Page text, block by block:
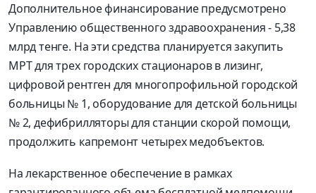
Дополнительное финансирование предусмотрено
Управлению общественного здравоохранения - 5,38
млрд тенге. На эти средства планируется закупить
МРТ для трех городских стационаров в лизинг,
цифровой рентген для многопрофильной городской
больницы № 1, оборудование для детской больницы
№ 2, дефибрилляторы для станции скорой помощи,
продолжить капремонт четырех медобъектов.
На лекарственное обеспечение в рамках